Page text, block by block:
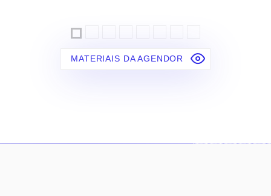
MATERIAIS DA AGENDOR